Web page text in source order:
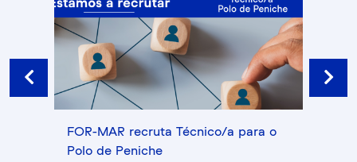
Prev
FOR-MAR recruta Técnico/a para o
Polo de Peniche
Next